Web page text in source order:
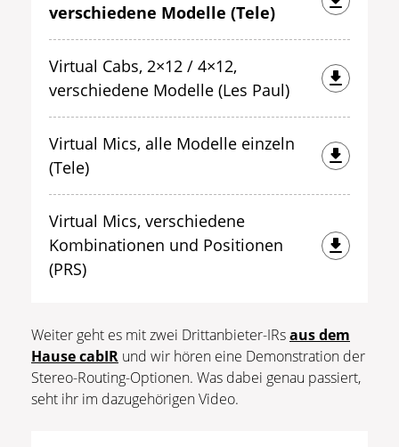
verschiedene Modelle (Tele)
Virtual Cabs, 2×12 / 4×12,
verschiedene Modelle (Les Paul)
Virtual Mics, alle Modelle einzeln
(Tele)
Virtual Mics, verschiedene
Kombinationen und Positionen
(PRS)
Weiter geht es mit zwei Drittanbieter-IRsaus dem
Hause cabIR und wir hören eine Demonstration der
Stereo-Routing-Optionen. Was dabei genau passiert,
seht ihr im dazugehörigen Video.